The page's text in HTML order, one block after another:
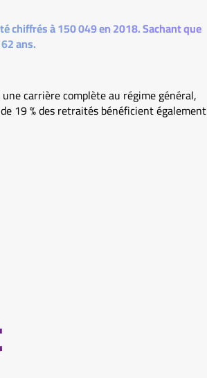
chiffrés à 150 049 en 2018. Sachant que
ans.
carrière complète au régime général,
19 % des retraités bénéficient également